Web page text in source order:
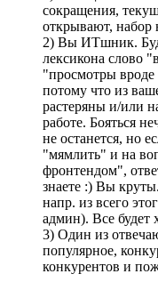
сокращения,
открывают, набор
2) Вы ИТшник.
лексикона слово
"просмотры вроде
потому что из
растеряны и/или
работе. Бояться
не останется, но
"мямлить" и на
фронтендом",
знаете :) Вы
напр. из всего
админ). Все будет
3) Один из
популярное,
конкурентов и